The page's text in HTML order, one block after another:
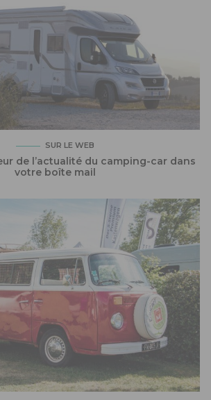
SUR LE WEB
de l’actualité du camping-car dans
votre boîte mail